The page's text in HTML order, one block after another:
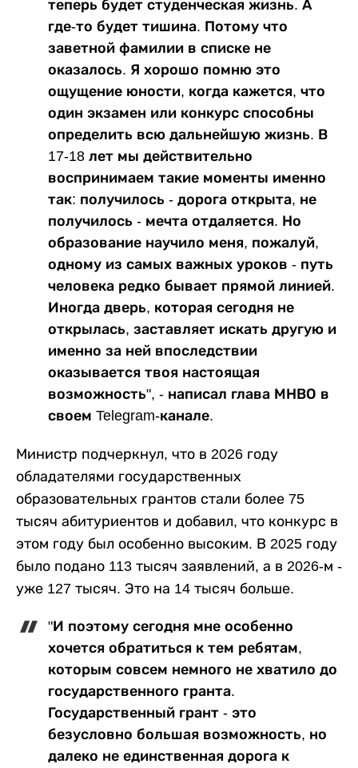
теперь будет студенческая жизнь. А
где-то будет тишина. Потому что
заветной фамилии в списке не
оказалось. Я хорошо помню это
ощущение юности, когда кажется, что
один экзамен или конкурс способны
определить всю дальнейшую жизнь. В
17-18 лет мы действительно
воспринимаем такие моменты именно
так: получилось - дорога открыта, не
получилось - мечта отдаляется. Но
образование научило меня, пожалуй,
одному из самых важных уроков - путь
человека редко бывает прямой линией.
Иногда дверь, которая сегодня не
открылась, заставляет искать другую и
именно за ней впоследствии
оказывается твоя настоящая
возможность", - написал глава МНВО в
своем Telegram-канале.
Министр подчеркнул, что в 2026 году
обладателями государственных
образовательных грантов стали более 75
тысяч абитуриентов и добавил, что конкурс в
этом году был особенно высоким. В 2025 году
было подано 113 тысяч заявлений, а в 2026-м -
уже 127 тысяч. Это на 14 тысяч больше.
"И поэтому сегодня мне особенно
хочется обратиться к тем ребятам,
которым совсем немного не хватило до
государственного гранта.
Государственный грант - это
безусловно большая возможность, но
далеко не единственная дорога к